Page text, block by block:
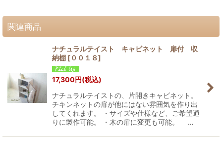
関連商品
ナチュラルテイスト キャビネット 扉付 収
納棚 [００１８]
17,300円(税込)
ナチュラルテイストの、片開きキャビネット。
チキンネットの扉が他にはない雰囲気を作り出
してくれます。 ・サイズや仕様など、ご希望通
りに製作可能。 ・木の扉に変更も可能。 …